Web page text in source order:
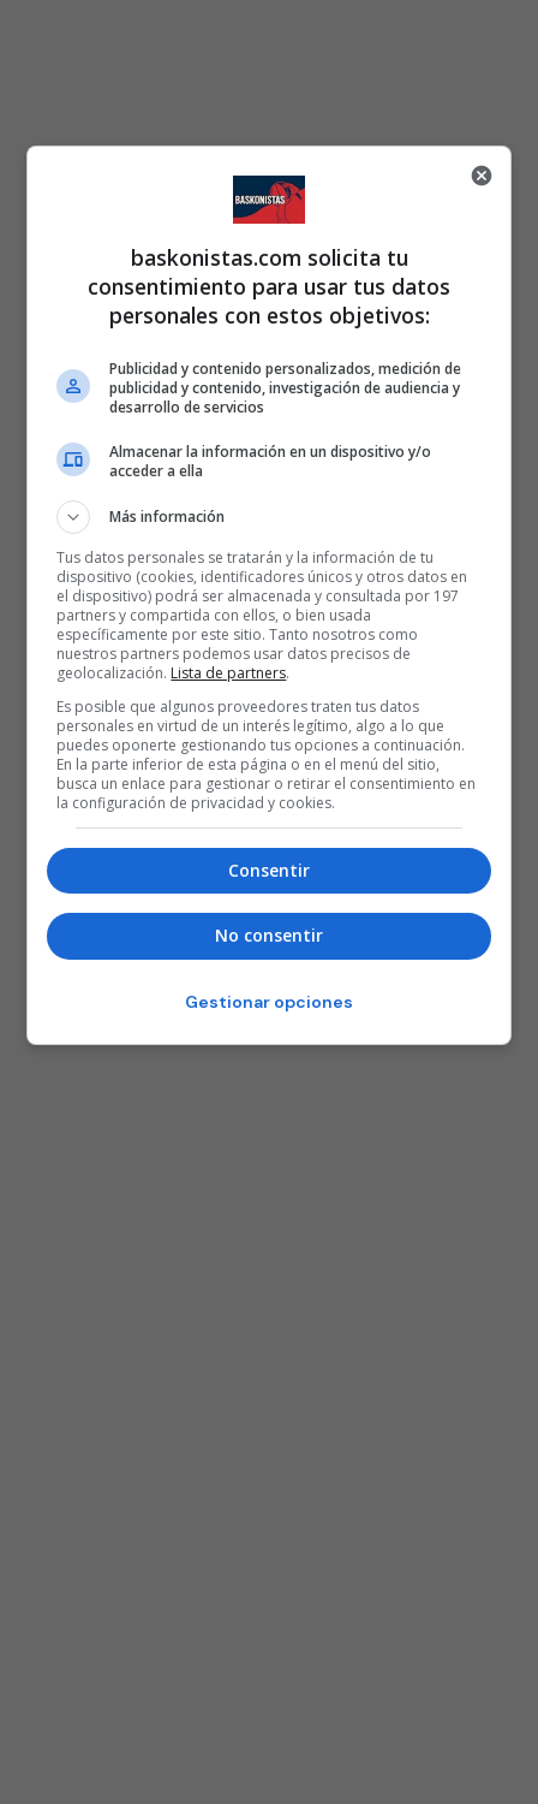
baskonistas.com solicita tu
consentimiento para usar tus datos
personales con estos objetivos:
Publicidad y contenido personalizados, medición de
publicidad y contenido, investigación de audiencia y
desarrollo de servicios
Almacenar la información en un dispositivo y/o
acceder a ella
Más información
Tus datos personales se tratarán y la información de tu
dispositivo (cookies, identificadores únicos y otros datos en
el dispositivo) podrá ser almacenada y consultada por 197
partners y compartida con ellos, o bien usada
específicamente por este sitio. Tanto nosotros como
nuestros partners podemos usar datos precisos de
geolocalización. Lista de partners.
Es posible que algunos proveedores traten tus datos
personales en virtud de un interés legítimo, algo a lo que
puedes oponerte gestionando tus opciones a continuación.
En la parte inferior de esta página o en el menú del sitio,
busca un enlace para gestionar o retirar el consentimiento en
la configuración de privacidad y cookies.
Consentir
No consentir
Gestionar opciones